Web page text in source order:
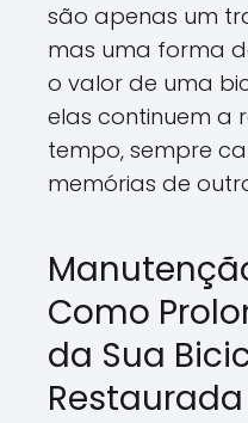
são apenas um
mas uma forma
o valor de uma
elas continuem a
tempo, sempre
memórias de
Como
da Sua
Restaurada